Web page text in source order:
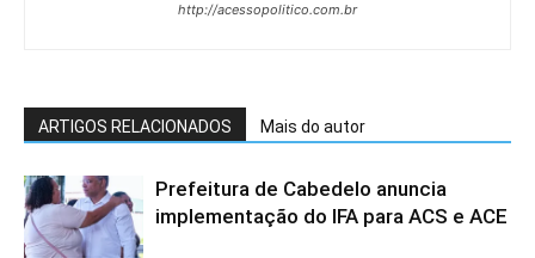
http://acessopolitico.com.br
ARTIGOS RELACIONADOS Mais do autor
Prefeitura de Cabedelo anuncia
implementação do IFA para ACS e ACE